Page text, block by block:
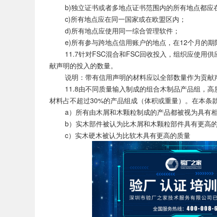
b)独立证书或者多地点证书范围内的所有地点都应
c)所有地点应在同一国家或在欧盟区内；
d)所有地点应使用同一综合管理软件；
e)所有参与跨地点信用账户的地点，在12个月的期
11.7针对FSC混合和FSC回收投入，组织应使用供
献声明的投入的数量。
说明：带有信用声明的材料应以全部数量作为贡献
11.8由不同质量输入制成的组合木制品产品组，高
材料占不超过30%的产品组成（体积或重量）。在本条
a）所有由木屑和木颗粒制成的产品都被视为具有
b）实木部件被认为比木屑和木颗粒部件具有更高
c）实木硬木被认为比软木具有更高的质量